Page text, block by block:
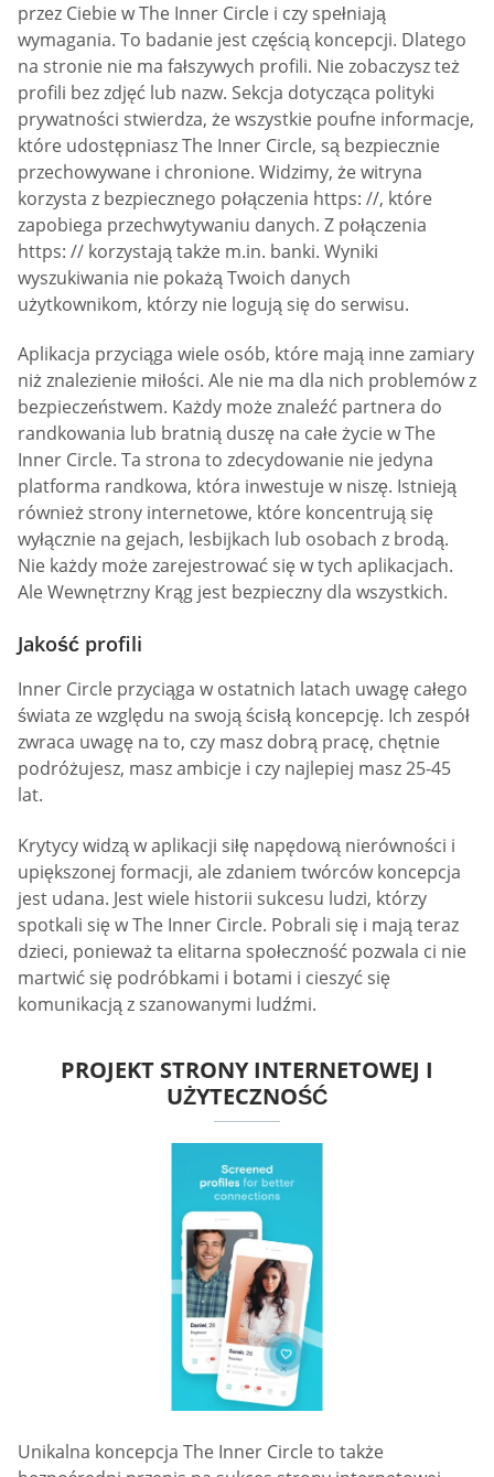
przez Ciebie w The Inner Circle i czy spełniają
wymagania. To badanie jest częścią koncepcji. Dlatego
na stronie nie ma fałszywych profili. Nie zobaczysz też
profili bez zdjęć lub nazw. Sekcja dotycząca polityki
prywatności stwierdza, że wszystkie poufne informacje,
które udostępniasz The Inner Circle, są bezpiecznie
przechowywane i chronione. Widzimy, że witryna
korzysta z bezpiecznego połączenia https: //, które
zapobiega przechwytywaniu danych. Z połączenia
https: // korzystają także m.in. banki. Wyniki
wyszukiwania nie pokażą Twoich danych
użytkownikom, którzy nie logują się do serwisu.
Aplikacja przyciąga wiele osób, które mają inne zamiary
niż znalezienie miłości. Ale nie ma dla nich problemów z
bezpieczeństwem. Każdy może znaleźć partnera do
randkowania lub bratnią duszę na całe życie w The
Inner Circle. Ta strona to zdecydowanie nie jedyna
platforma randkowa, która inwestuje w niszę. Istnieją
również strony internetowe, które koncentrują się
wyłącznie na gejach, lesbijkach lub osobach z brodą.
Nie każdy może zarejestrować się w tych aplikacjach.
Ale Wewnętrzny Krąg jest bezpieczny dla wszystkich.
Jakość profili
Inner Circle przyciąga w ostatnich latach uwagę całego
świata ze względu na swoją ścisłą koncepcję. Ich zespół
zwraca uwagę na to, czy masz dobrą pracę, chętnie
podróżujesz, masz ambicje i czy najlepiej masz 25-45
lat.
Krytycy widzą w aplikacji siłę napędową nierówności i
upiększonej formacji, ale zdaniem twórców koncepcja
jest udana. Jest wiele historii sukcesu ludzi, którzy
spotkali się w The Inner Circle. Pobrali się i mają teraz
dzieci, ponieważ ta elitarna społeczność pozwala ci nie
martwić się podróbkami i botami i cieszyć się
komunikacją z szanowanymi ludźmi.
PROJEKT STRONY INTERNETOWEJ I
UŻYTECZNOŚĆ
Unikalna koncepcja The Inner Circle to także